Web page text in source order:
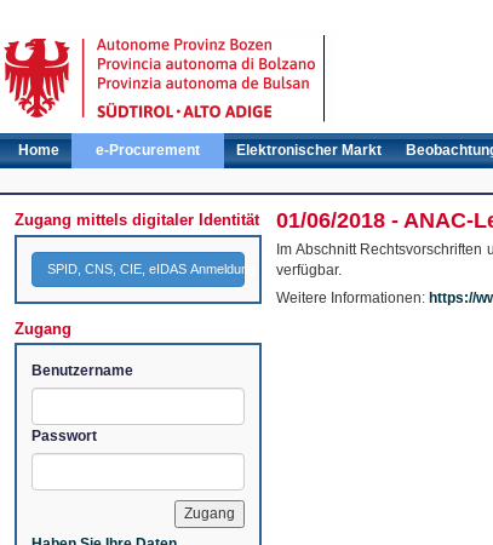
Home e-Procurement Elektronischer Markt
Zugang mittels digitaler Identität
SPID, CNS, CIE, eIDAS Anmeldung
Zugang
Benutzername
Passwort
01/06/2018 -
Im Abschnitt
verfügbar.
Weitere Informationen: https://